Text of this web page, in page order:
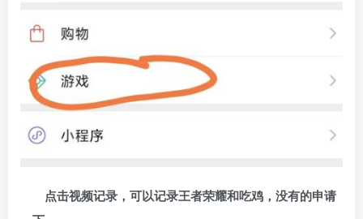
点击视频记录，可以记录王者荣耀和吃鸡，没有的申请